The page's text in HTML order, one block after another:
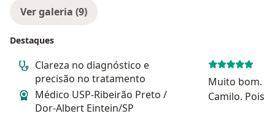
Ver galeria (9)
Destaques
Clareza no diagnóstico e
precisão no tratamento
Médico USP-Ribeirão Preto /
Dor-Albert Eintein/SP
Muito bom.
Camilo. Pois explica nos mínimos